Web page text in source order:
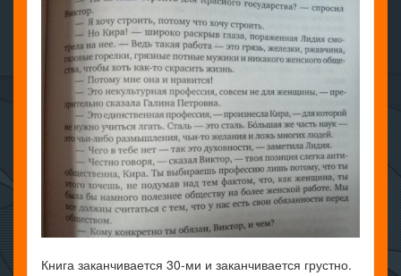
Книга заканчивается 30-ми и заканчивается грустно.